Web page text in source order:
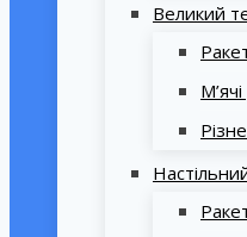
Великий